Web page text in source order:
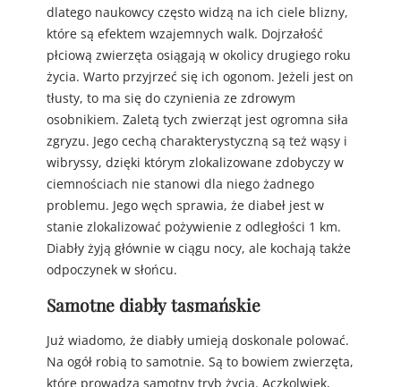
dlatego naukowcy często widzą na ich ciele blizny,
które są efektem wzajemnych walk. Dojrzałość
płciową zwierzęta osiągają w okolicy drugiego roku
życia. Warto przyjrzeć się ich ogonom. Jeżeli jest on
tłusty, to ma się do czynienia ze zdrowym
osobnikiem. Zaletą tych zwierząt jest ogromna siła
zgryzu. Jego cechą charakterystyczną są też wąsy i
wibryssy, dzięki którym zlokalizowane zdobyczy w
ciemnościach nie stanowi dla niego żadnego
problemu. Jego węch sprawia, że diabeł jest w
stanie zlokalizować pożywienie z odległości 1 km.
Diabły żyją głównie w ciągu nocy, ale kochają także
odpoczynek w słońcu.
Samotne diabły tasmańskie
Już wiadomo, że diabły umieją doskonale polować.
Na ogół robią to samotnie. Są to bowiem zwierzęta,
które prowadzą samotny tryb życia. Aczkolwiek,